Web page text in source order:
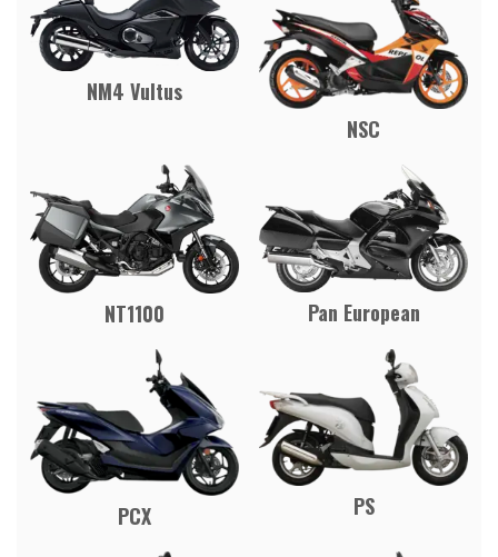
NM4 Vultus
NSC
NT1100 Pan European
PCX PS